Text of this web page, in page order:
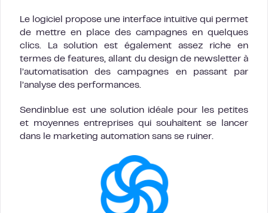
Le logiciel propose une interface intuitive qui permet
de mettre en place des campagnes en quelques
clics. La solution est également assez riche en
termes de features, allant du design de newsletter à
l’automatisation des campagnes en passant par
l’analyse des performances.
Sendinblue est une solution idéale pour les petites
et moyennes entreprises qui souhaitent se lancer
dans le marketing automation sans se ruiner.